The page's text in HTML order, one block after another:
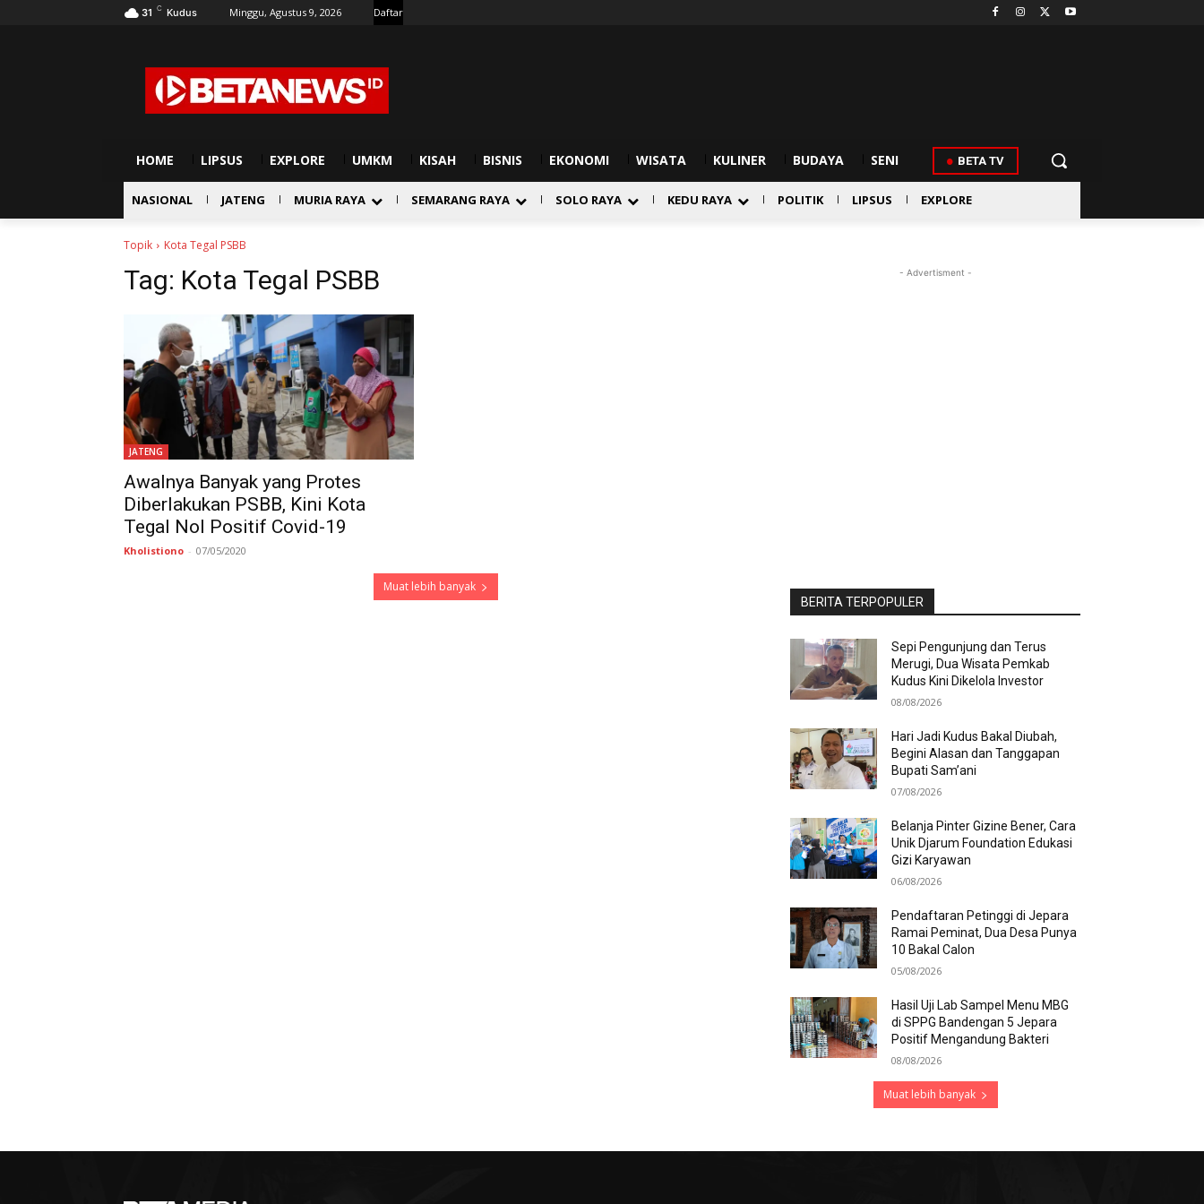
31 C Kudus Minggu, Agustus 9, 2026 Daftar
HOME LIPSUS EXPLORE UMKM KISAH BISNIS EKONOMI WISATA KULINER BUDAYA SENI BETA TV
NASIONAL JATENG MURIA RAYA SEMARANG RAYA SOLO RAYA KEDU RAYA POLITIK LIPSUS EXPLORE
Topik Kota Tegal PSBB
Tag: Kota Tegal PSBB
JATENG
Awalnya Banyak yang Protes
Diberlakukan PSBB, Kini Kota
Tegal Nol Positif Covid-19
Kholistiono - 07/05/2020
Muat lebih banyak
- Advertisment -
BERITA TERPOPULER
Sepi Pengunjung dan Terus
Merugi, Dua Wisata Pemkab
Kudus Kini Dikelola Investor
08/08/2026
Hari Jadi Kudus Bakal Diubah,
Begini Alasan dan Tanggapan
Bupati Sam’ani
07/08/2026
Belanja Pinter Gizine Bener, Cara
Unik Djarum Foundation Edukasi
Gizi Karyawan
06/08/2026
Pendaftaran Petinggi di Jepara
Ramai Peminat, Dua Desa Punya
10 Bakal Calon
05/08/2026
Hasil Uji Lab Sampel Menu MBG
di SPPG Bandengan 5 Jepara
Positif Mengandung Bakteri
08/08/2026
Muat lebih banyak